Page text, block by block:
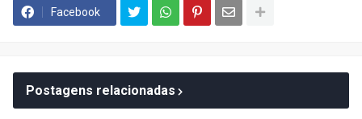
Facebook
Postagens relacionadas